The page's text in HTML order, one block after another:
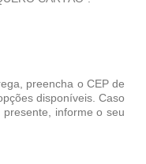
preencha o CEP de
disponíveis. Caso
informe o seu